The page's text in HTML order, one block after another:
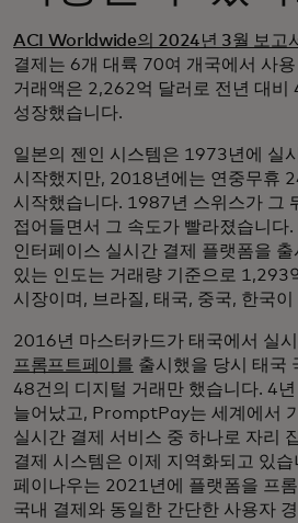
ACI Worldwide의 2024년 3월 보고
결제는 6개 대륙 70여 개국에서 사
거래액은 2,262억 달러로 전년 대
성장했습니다.
일본의 젠인 시스템은 1973년에 실
시작했지만, 2018년에는 연중무휴
시작했습니다. 1987년 스위스가 그
접어들면서 그 속도가 빨라졌습니다
인터페이스 실시간 결제 플랫폼을
있는 인도는 거래량 기준으로 1,293
시장이며, 브라질, 태국, 중국, 한국
2016년 마스터카드가 태국에서 실시
프롬프트페이를 출시했을 당시 태국
48건의 디지털 거래만 했습니다. 4
늘어났고, PromptPay는 세계에서
실시간 결제 서비스 중 하나로 자리
결제 시스템은 이제 지역화되고 있습
페이나우는 2021년에 플랫폼을 프
국내 결제와 동일한 간단한 사용자